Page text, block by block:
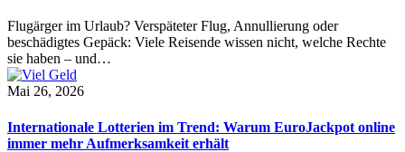
Flugärger im Urlaub? Verspäteter Flug, Annullierung oder
beschädigtes Gepäck: Viele Reisende wissen nicht, welche Rechte
sie haben – und…
Mai 26, 2026
Internationale Lotterien im Trend: Warum EuroJackpot online
immer mehr Aufmerksamkeit erhält